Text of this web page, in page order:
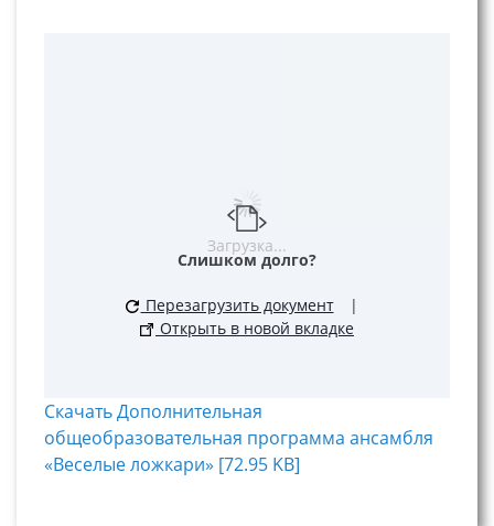
Загрузка...
Слишком долго?
Перезагрузить документ
|
Открыть в новой вкладке
Скачать Дополнительная
общеобразовательная программа ансамбля
«Веселые ложкари» [72.95 KB]